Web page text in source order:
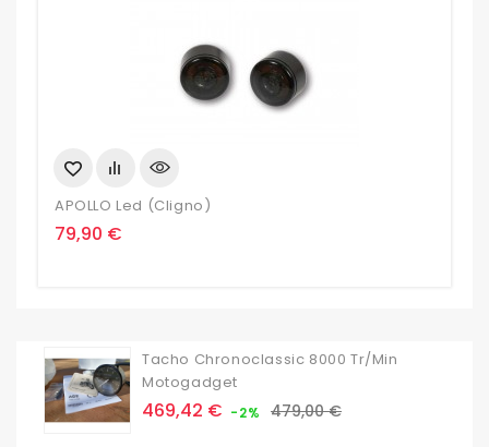
APOLLO Led (cligno)
Prix
79,90 €
Tacho Chronoclassic 8000 Tr/min
Motogadget
Prix
469,42 € -2% Prix
479,00 €